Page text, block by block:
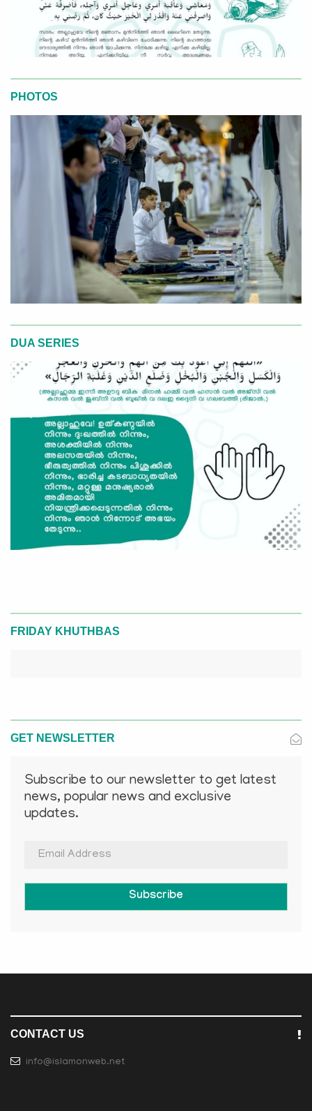
PHOTOS
DUA SERIES
FRIDAY KHUTHBAS
GET NEWSLETTER
Subscribe to our newsletter to get latest
news, popular news and exclusive
updates.
Subscribe
CONTACT US
info@islamonweb.net